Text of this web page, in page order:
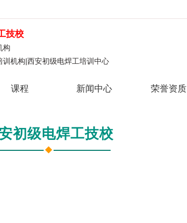
技校
构
训机构|西安初级电焊工培训中心
课程 新闻中心 荣誉资质
初级电焊工技校